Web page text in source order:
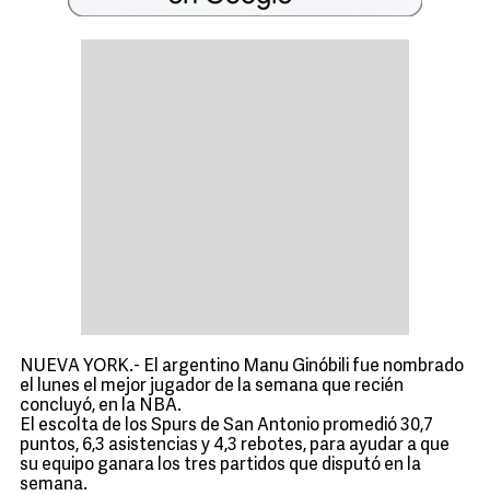
NUEVA YORK.- El argentino Manu Ginóbili fue nombrado
el lunes el mejor jugador de la semana que recién
concluyó, en la NBA.
El escolta de los Spurs de San Antonio promedió 30,7
puntos, 6,3 asistencias y 4,3 rebotes, para ayudar a que
su equipo ganara los tres partidos que disputó en la
semana.